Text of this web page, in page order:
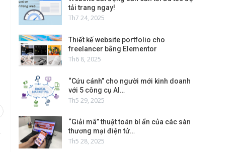
tải trang ngay!
Th7 24, 2025
Thiết kế website portfolio cho
freelancer bằng Elementor
Th6 8, 2025
“Cứu cánh” cho người mới kinh doanh
với 5 công cụ AI…
Th5 29, 2025
“Giải mã” thuật toán bí ẩn của các sàn
thương mại điện tử…
Th5 28, 2025